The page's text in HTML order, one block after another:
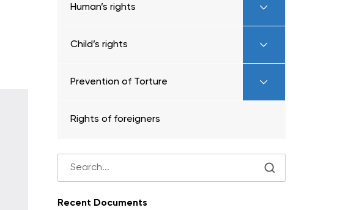
Human’s rights
Child’s rights
Prevention of Torture
Rights of foreigners
Recent Documents